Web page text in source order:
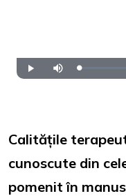
Play Mute Loaded
0%
Calitățile
cunoscute din
pomenit în